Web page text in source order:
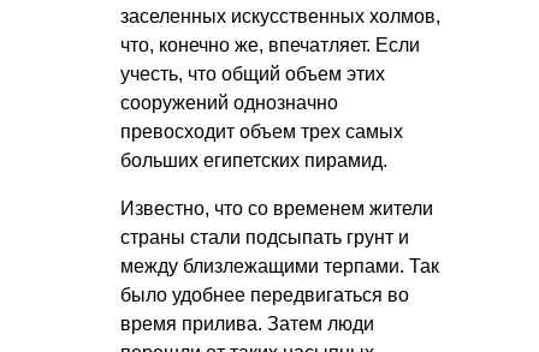
заселенных искусственных холмов,
что, конечно же, впечатляет. Если
учесть, что общий объем этих
сооружений однозначно
превосходит объем трех самых
больших египетских пирамид.
Известно, что со временем жители
страны стали подсыпать грунт и
между близлежащими терпами. Так
было удобнее передвигаться во
время прилива. Затем люди